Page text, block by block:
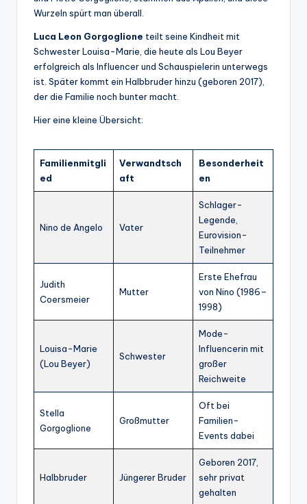
Wurzeln spürt man überall.
Luca Leon Gorgoglione teilt seine Kindheit mit
Schwester Louisa-Marie, die heute als Lou Beyer
erfolgreich als Influencer und Schauspielerin unterwegs
ist. Später kommt ein Halbbruder hinzu (geboren 2017),
der die Familie noch bunter macht.
Hier eine kleine Übersicht:
Familienmitgli
ed
Verwandtsch
aft
Besonderheit
en
Nino de Angelo Vater
Schlager-
Legende,
Eurovision-
Teilnehmer
Judith
Coersmeier
Mutter
Erste Ehefrau
von Nino (1986–
1998)
Louisa-Marie
(Lou Beyer)
Schwester
Mode-
Influencerin mit
großer
Reichweite
Stella
Gorgoglione
Großmutter
Oft bei
Familien-
Events dabei
Halbbruder Jüngerer Bruder
Geboren 2017,
sehr privat
gehalten